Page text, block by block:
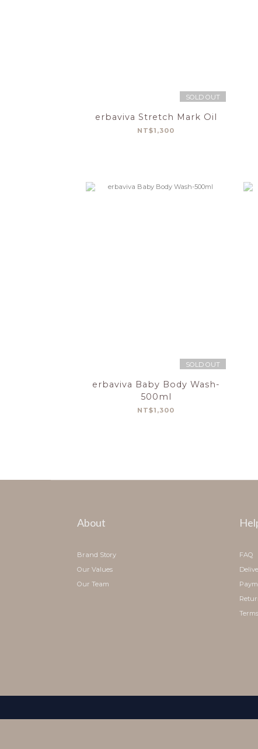
SOLD OUT
erbaviva Stretch Mark Oil
NT$1,300
SOLD OUT
erbaviva Baby Body Wash-
500ml
NT$1,300
About
Brand Story
Our Values
Our Team
FAQ